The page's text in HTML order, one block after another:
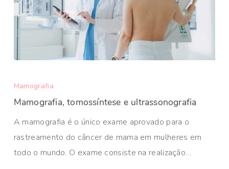
Mamografia
Mamografia, tomossíntese e ultrassonografia
A mamografia é o único exame aprovado para o
rastreamento do câncer de mama em mulheres em
todo o mundo. O exame consiste na realização…